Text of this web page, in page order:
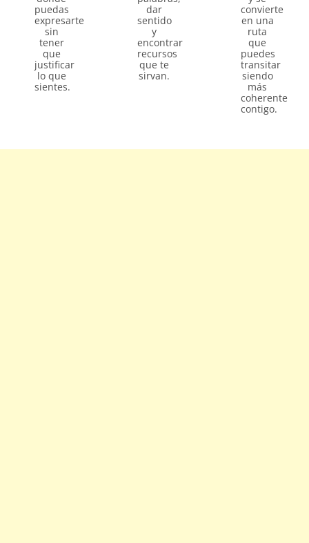
puedas
expresarte
sin
tener
que
justificar
lo que
sientes.
dar
sentido
y
encontrar
recursos
que te
sirvan.
convierte
en una
ruta
que
puedes
transitar
siendo
más
coherente
contigo.